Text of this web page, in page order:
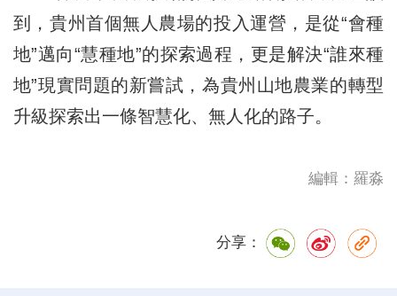
到，貴州首個無人農場的投入運營，是從“會種
地”邁向“慧種地”的探索過程，更是解決“誰來種
地”現實問題的新嘗試，為貴州山地農業的轉型
升級探索出一條智慧化、無人化的路子。
編輯：羅淼
分享：